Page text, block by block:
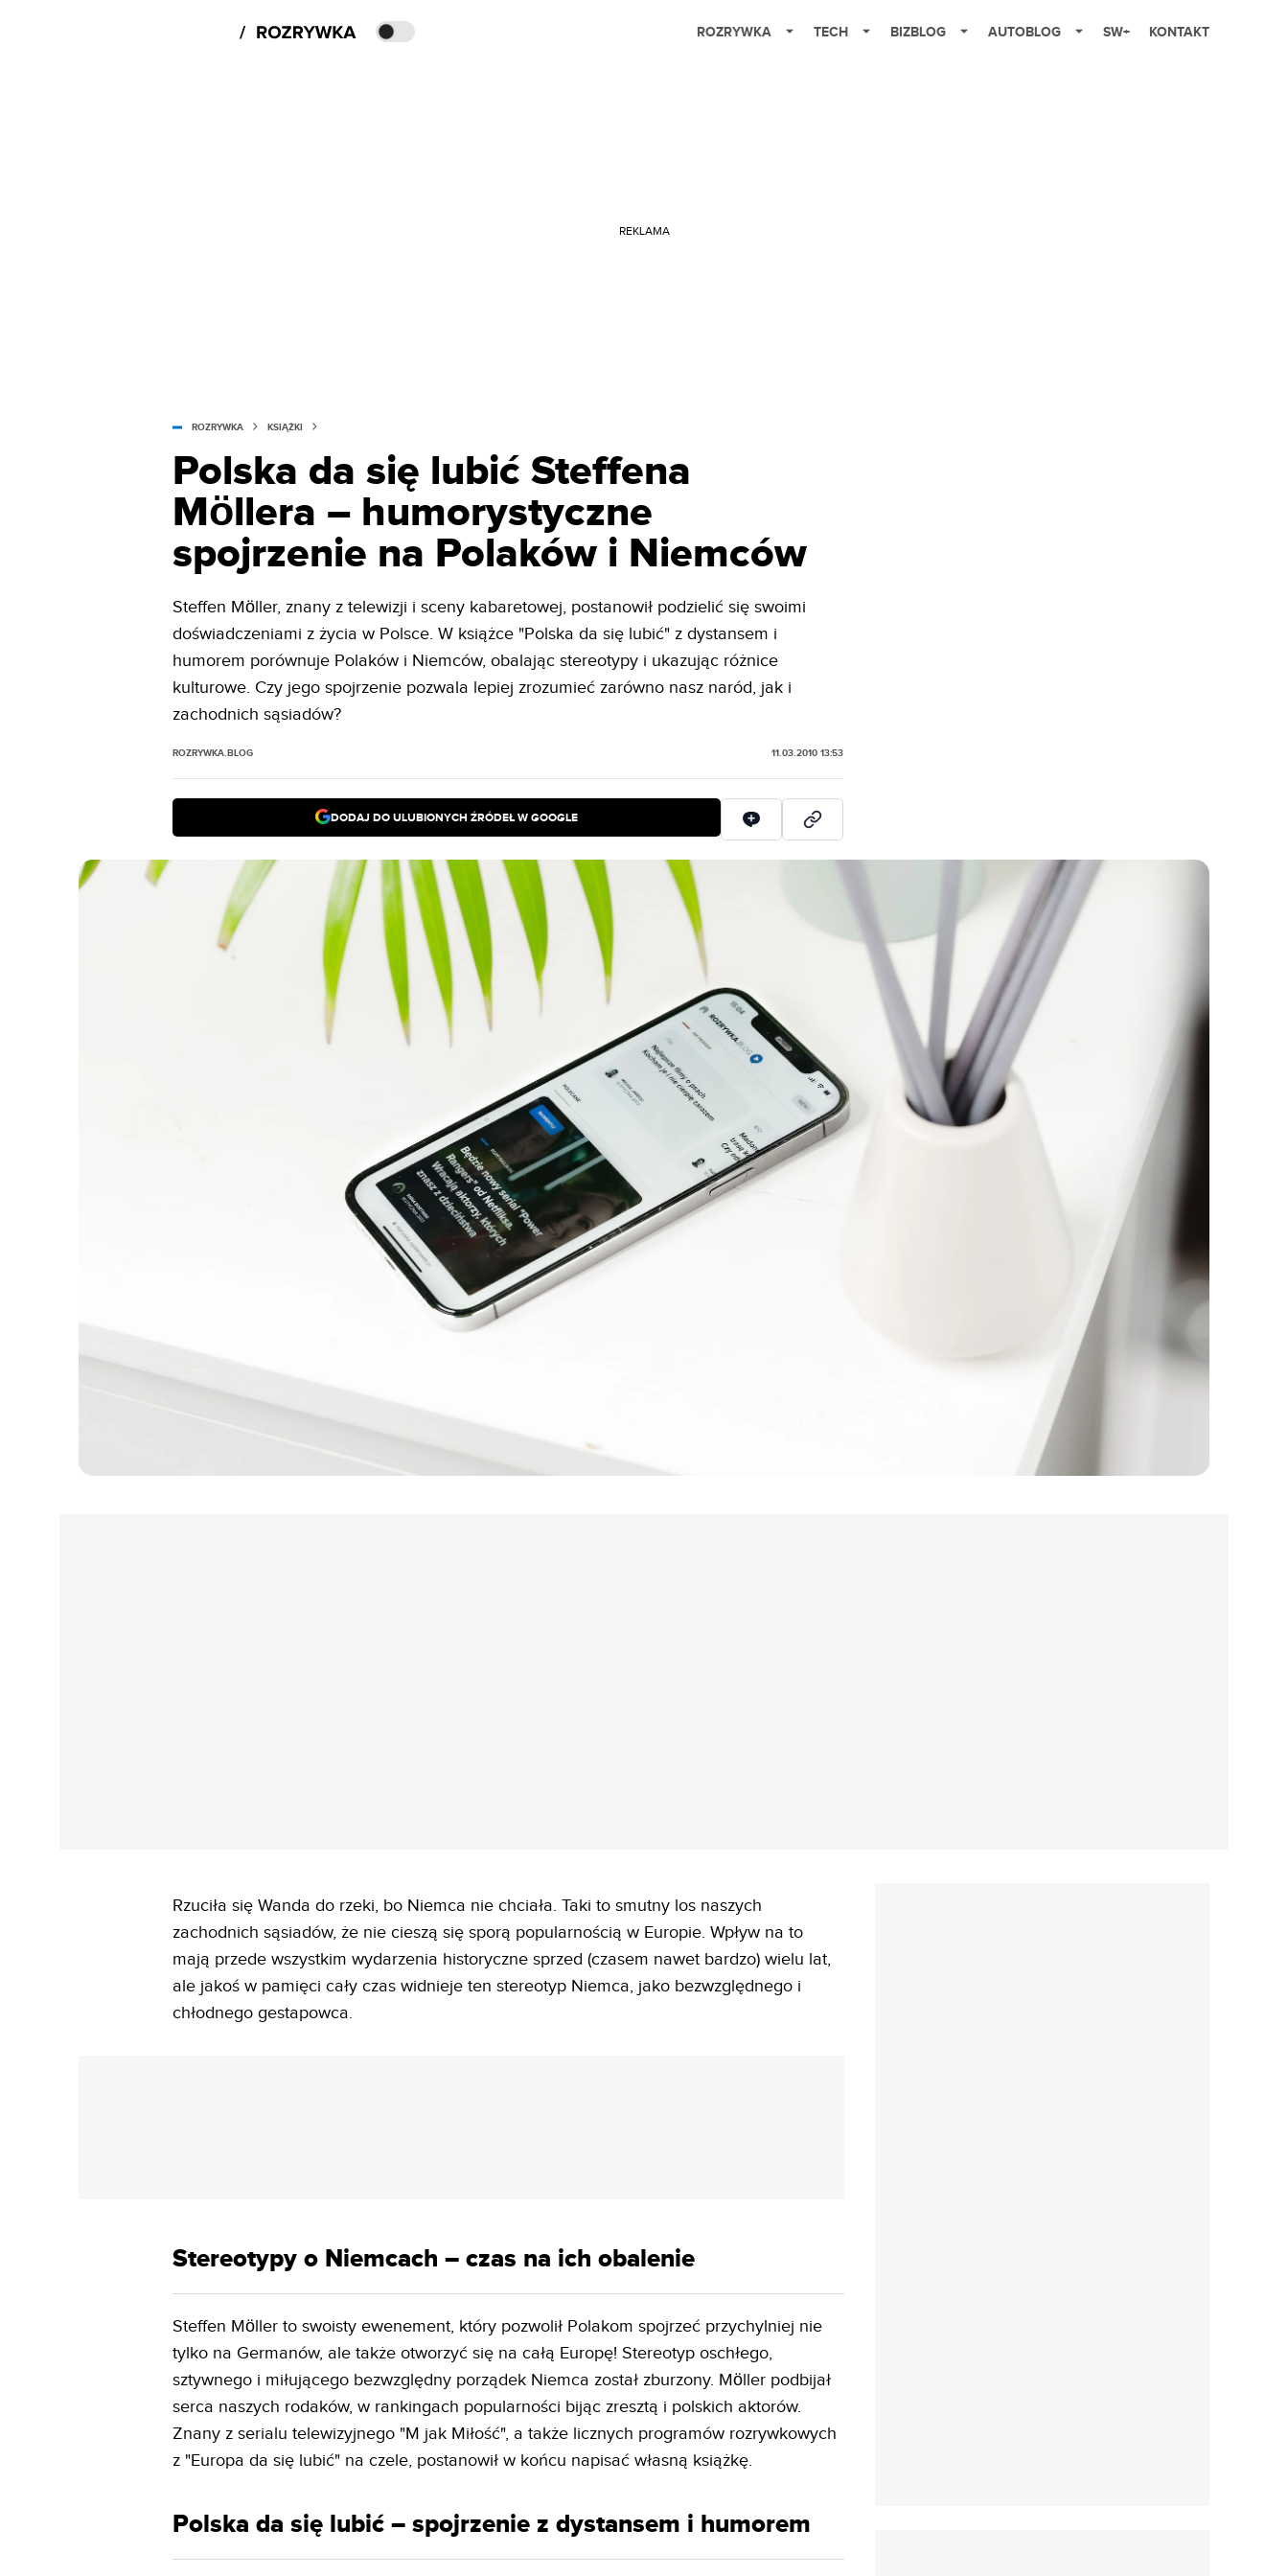
ROZRYWKA TECH BIZBLOG AUTOBLOG SW+ KONTAKT
REKLAMA
ROZRYWKA KSIĄŻKI
Polska da się lubić Steffena
Möllera – humorystyczne
spojrzenie na Polaków i Niemców
Steffen Möller, znany z telewizji i sceny kabaretowej, postanowił podzielić się swoimi
doświadczeniami z życia w Polsce. W książce "Polska da się lubić" z dystansem i
humorem porównuje Polaków i Niemców, obalając stereotypy i ukazując różnice
kulturowe. Czy jego spojrzenie pozwala lepiej zrozumieć zarówno nasz naród, jak i
zachodnich sąsiadów?
ROZRYWKA.BLOG 11.03.2010 13:53
DODAJ DO ULUBIONYCH ŹRÓDEŁ W GOOGLE
Rzuciła się Wanda do rzeki, bo Niemca nie chciała. Taki to smutny los naszych
zachodnich sąsiadów, że nie cieszą się sporą popularnością w Europie. Wpływ na to
mają przede wszystkim wydarzenia historyczne sprzed (czasem nawet bardzo) wielu lat,
ale jakoś w pamięci cały czas widnieje ten stereotyp Niemca, jako bezwzględnego i
chłodnego gestapowca.
Stereotypy o Niemcach – czas na ich obalenie
Steffen Möller to swoisty ewenement, który pozwolił Polakom spojrzeć przychylniej nie
tylko na Germanów, ale także otworzyć się na całą Europę! Stereotyp oschłego,
sztywnego i miłującego bezwzględny porządek Niemca został zburzony. Möller podbijał
serca naszych rodaków, w rankingach popularności bijąc zresztą i polskich aktorów.
Znany z serialu telewizyjnego "M jak Miłość", a także licznych programów rozrywkowych
z "Europa da się lubić" na czele, postanowił w końcu napisać własną książkę.
Polska da się lubić – spojrzenie z dystansem i humorem